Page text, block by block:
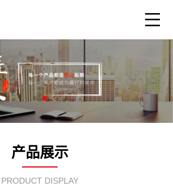
产品展示
PRODUCT DISPLAY